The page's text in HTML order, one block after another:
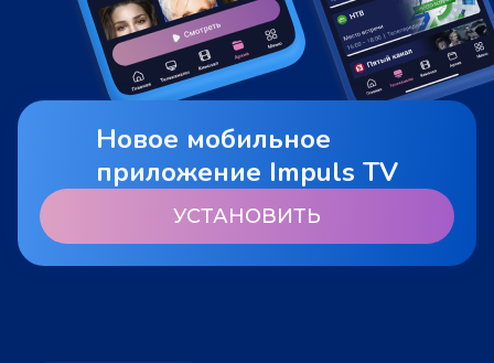
Новое мобильное
приложение Impuls TV
УСТАНОВИТЬ